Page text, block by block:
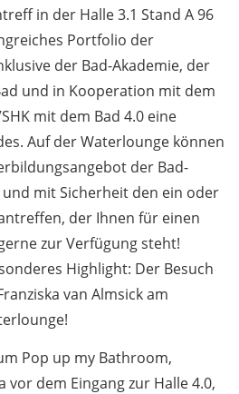
in der Halle 3.1 Stand A 96
Portfolio der
der Bad-Akademie, der
und in Kooperation mit dem
mit dem Bad 4.0 eine
Auf der Waterlounge können
der Bad-
mit Sicherheit den ein oder
der Ihnen für einen
zur Verfügung steht!
Highlight: Der Besuch
van Almsick am
Pop up my Bathroom,
vor dem Eingang zur Halle 4.0,